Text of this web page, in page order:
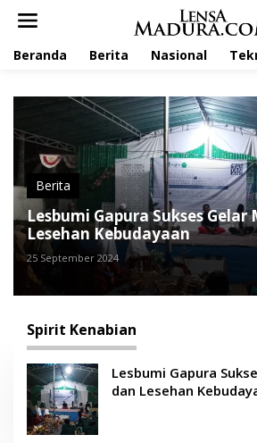
Beranda Berita Nasional
Berita
Lesbumi Gapura Sukses
Lesehan Kebudayaan
25 September 2024
Spirit Kenabian
Lesbumi Gapura
dan Lesehan